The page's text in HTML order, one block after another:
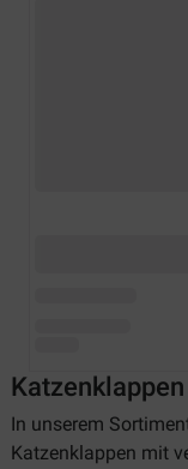
Katzenklappen
In unserem
Katzenklappen mit